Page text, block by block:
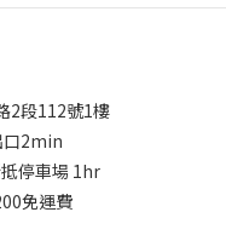
2段112號1樓
口2min
停車場 1hr
免運費